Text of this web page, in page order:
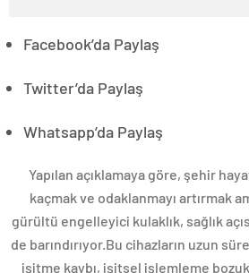
Facebook’da Paylaş
Twitter’da Paylaş
Whatsapp’da Paylaş
Yapılan açıklamaya göre, şehir
kaçmak ve odaklanmayı artırmak
gürültü engelleyici kulaklık, sağlık
de barındırıyor.Bu cihazların uzun
işitme kaybı, işitsel işlemleme